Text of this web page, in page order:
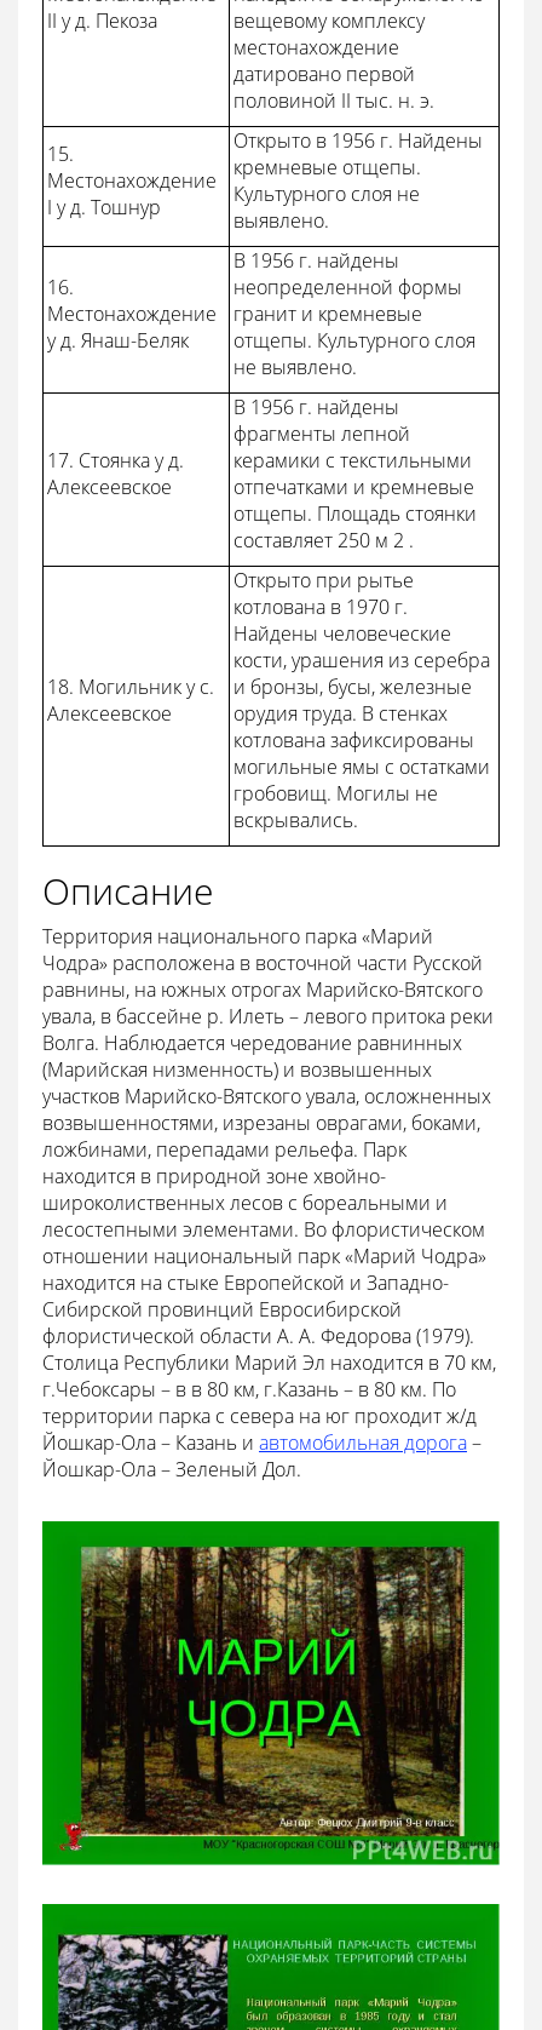
II у д. Пекоза
вещевому комплексу
местонахождение
датировано первой
половиной II тыс. н. э.
15.
Местонахождение
I у д. Тошнур
Открыто в 1956 г. Найдены
кремневые отщепы.
Культурного слоя не
выявлено.
16.
Местонахождение
у д. Янаш-Беляк
В 1956 г. найдены
неопределенной формы
гранит и кремневые
отщепы. Культурного слоя
не выявлено.
17. Стоянка у д.
Алексеевское
В 1956 г. найдены
фрагменты лепной
керамики с текстильными
отпечатками и кремневые
отщепы. Площадь стоянки
составляет 250 м 2 .
18. Могильник у с.
Алексеевское
Открыто при рытье
котлована в 1970 г.
Найдены человеческие
кости, урашения из серебра
и бронзы, бусы, железные
орудия труда. В стенках
котлована зафиксированы
могильные ямы с остатками
гробовищ. Могилы не
вскрывались.
Описание
Территория национального парка «Марий
Чодра» расположена в восточной части Русской
равнины, на южных отрогах Марийско-Вятского
увала, в бассейне р. Илеть – левого притока реки
Волга. Наблюдается чередование равнинных
(Марийская низменность) и возвышенных
участков Марийско-Вятского увала, осложненных
возвышенностями, изрезаны оврагами, боками,
ложбинами, перепадами рельефа. Парк
находится в природной зоне хвойно-
широколиственных лесов с бореальными и
лесостепными элементами. Во флористическом
отношении национальный парк «Марий Чодра»
находится на стыке Европейской и Западно-
Сибирской провинций Евросибирской
флористической области А. А. Федорова (1979).
Столица Республики Марий Эл находится в 70 км,
г.Чебоксары – в в 80 км, г.Казань – в 80 км. По
территории парка с севера на юг проходит ж/д
Йошкар-Ола – Казань и автомобильная дорога–
Йошкар-Ола – Зеленый Дол.